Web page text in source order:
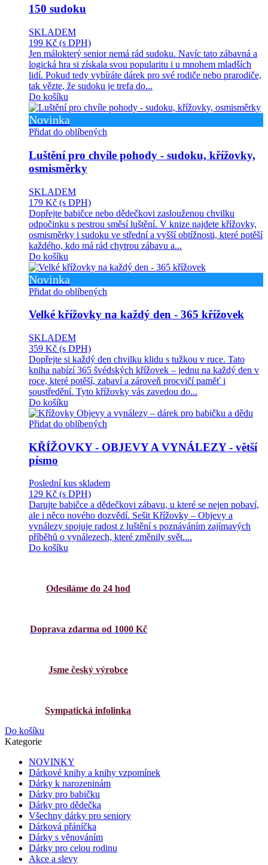
150 sudoku
SKLADEM
199 Kč (s DPH)
Jen málokterý senior nemá rád sudoku. Navíc tato zábavná a
logická hra si získala svou popularitu i u mnohem mladších
lidí. Pokud tedy vybíráte dárek pro své rodiče nebo prarodiče,
tak vězte, že sudoku je trefa do...
Do košíku
Novinka
Přidat do oblíbených
Luštění pro chvíle pohody - sudoku, křížovky,
osmisměrky
SKLADEM
179 Kč (s DPH)
Dopřejte babičce nebo dědečkovi zaslouženou chvilku
odpočinku s pestrou směsí luštění. V knize najdete křížovky,
osmisměrky i sudoku ve střední a vyšší obtížnosti, které potěší
každého, kdo má rád chytrou zábavu a...
Do košíku
Novinka
Přidat do oblíbených
Velké křížovky na každý den - 365 křížovek
SKLADEM
359 Kč (s DPH)
Dopřejte si každý den chvilku klidu s tužkou v ruce. Tato
kniha nabízí 365 švédských křížovek – jednu na každý den v
roce, které potěší, zabaví a zároveň procvičí paměť i
soustředění. Tyto křížovky vás zavedou do...
Do košíku
Přidat do oblíbených
KŘÍŽOVKY - OBJEVY A VYNÁLEZY - větší
písmo
Poslední kus skladem
129 Kč (s DPH)
Darujte babičce a dědečkovi zábavu, u které se nejen pobaví,
ale i něco nového dozvědí. Sešit Křížovky – Objevy a
vynálezy spojuje radost z luštění s poznáváním zajímavých
příběhů o vynálezech, které změnily svět....
Do košíku
Odesíláme do 24 hod
Doprava zdarma od 1000 Kč
Jsme český výrobce
Sympatická infolinka
Do košíku
Kategorie
NOVINKY
Dárkové knihy a knihy vzpomínek
Dárky k narozeninám
Dárky pro babičku
Dárky pro dědečka
Všechny dárky pro seniory
Dárková přáníčka
Dárky s věnováním
Dárky pro celou rodinu
Akce a slevy